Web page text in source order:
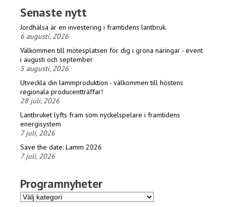
Senaste nytt
Jordhälsa är en investering i framtidens lantbruk.
6 augusti, 2026
Välkommen till mötesplatsen för dig i gröna näringar - event
i augusti och september
5 augusti, 2026
Utveckla din lammproduktion - välkommen till höstens
regionala producentträffar!
28 juli, 2026
Lantbruket lyfts fram som nyckelspelare i framtidens
energisystem
7 juli, 2026
Save the date: Lamm 2026
7 juli, 2026
Programnyheter
Programnyheter